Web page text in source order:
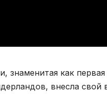
знаменитая как
внесла свой